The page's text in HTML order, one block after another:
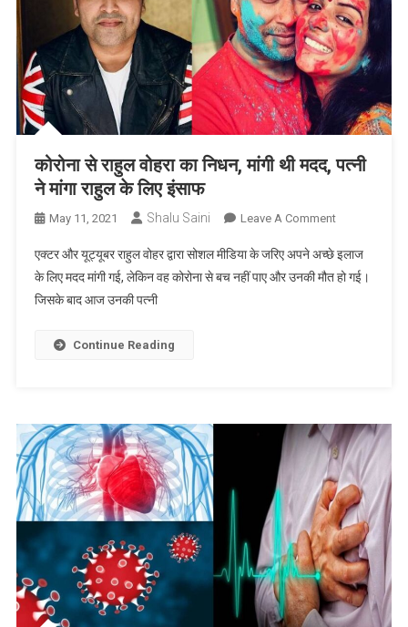
Can
I
Check
My
Immunity
Power
At
Home?
कोरोना से राहुल वोहरा का निधन, मांगी थी मदद, पत्नी
ने मांगा राहुल के लिए इंसाफ
May 11, 2021 Shalu Saini Leave A CommentOn
से
राहुल
पत्नी
ने
मांगा
राहुल
के
लिए
इंसाफ
एक्टर और यूट्यूबर राहुल वोहर द्वारा सोशल मीडिया के जरिए अपने अच्छे इलाज
के लिए मदद मांगी गई, लेकिन वह कोरोना से बच नहीं पाए और उनकी मौत हो गई।
जिसके बाद आज उनकी पत्नी
Continue Reading